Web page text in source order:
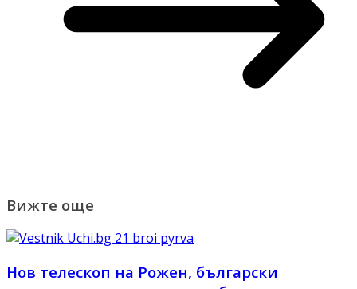
Вижте още
Нов телескоп на Рожен, български